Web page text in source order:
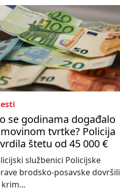
se godinama događalo
tvrtke? Policija
štetu od 45 000 €
službenici Policijske
brodsko-posavske dovršili